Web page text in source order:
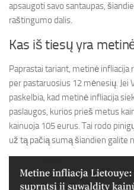
apsaugoti savo santaupas,
raštingumo dalis.
Kas iš tiesų yra
Paprastai tariant, metinė
per pastaruosius 12 mėnesių.
paskelbia, kad metinė infliacija
paslaugos, kurios prieš metus
kainuoja 105 eurus. Tai rodo
už tą pačią sumą šiandien galite